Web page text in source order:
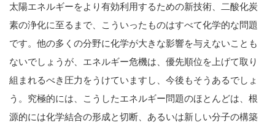
太陽エネルギーをより有効利用するための新技術、二酸化炭
素の浄化に至るまで、こういったものはすべて化学的な問題
です。他の多くの分野に化学が大きな影響を与えないことも
ないでしょうが、エネルギー危機は、優先順位を上げて取り
組まれるべき圧力をうけていますし、今後もそうあるでしょ
う。究極的には、こうしたエネルギー問題のほとんどは、根
源的には化学結合の形成と切断、あるいは新しい分子の構築